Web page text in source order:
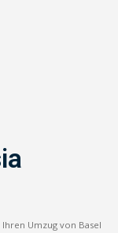
Umzug von Basel